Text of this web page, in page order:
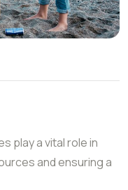
play a vital role in
and ensuring a